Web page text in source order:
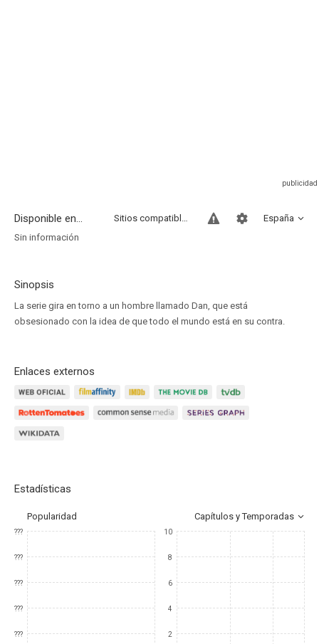
Disponible en... España
Sitios compatibles
Sin información
Sinopsis
La serie gira en torno a un hombre llamado Dan, que está
obsesionado con la idea de que todo el mundo está en su contra.
Enlaces externos
Estadísticas
Popularidad Capítulos y Temporadas
???
???
???
???
???
10
8
6
4
2